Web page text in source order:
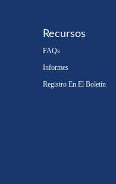
Recursos
FAQs
Informes
Registro En El Boletín